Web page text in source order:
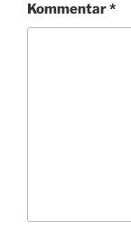
Kommentar*